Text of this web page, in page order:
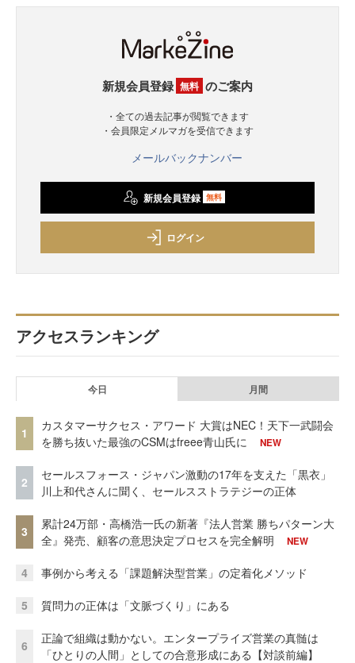
新規会員登録 無料 のご案内
・全ての過去記事が閲覧できます
・会員限定メルマガを受信できます
メールバックナンバー
新規会員登録 無料
ログイン
アクセスランキング
今日 月間
1
カスタマーサクセス・アワード 大賞はNEC！天下一武闘会
を勝ち抜いた最強のCSMはfreee青山氏に
NEW
2
セールスフォース・ジャパン激動の17年を支えた「黒衣」
川上和代さんに聞く、セールスストラテジーの正体
3
累計24万部・高橋浩一氏の新著『法人営業 勝ちパターン大
全』発売、顧客の意思決定プロセスを完全解明
NEW
4 事例から考える「課題解決型営業」の定着化メソッド
5 質問力の正体は「文脈づくり」にある
6
正論で組織は動かない。エンタープライズ営業の真髄は
「ひとりの人間」としての合意形成にある【対談前編】